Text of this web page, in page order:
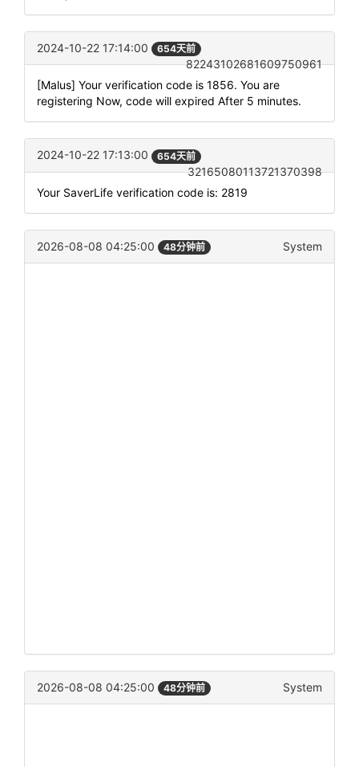
2024-10-22 17:14:00 654天前
82243102681609750961
[Malus] Your verification code is 1856. You are
registering Now, code will expired After 5 minutes.
2024-10-22 17:13:00 654天前
32165080113721370398
Your SaverLife verification code is: 2819
2026-08-08 04:25:00 48分钟前 System
2026-08-08 04:25:00 48分钟前 System